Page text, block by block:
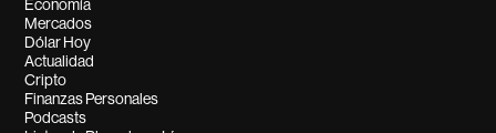
Economía
Mercados
Dólar Hoy
Actualidad
Cripto
Finanzas Personales
Podcasts